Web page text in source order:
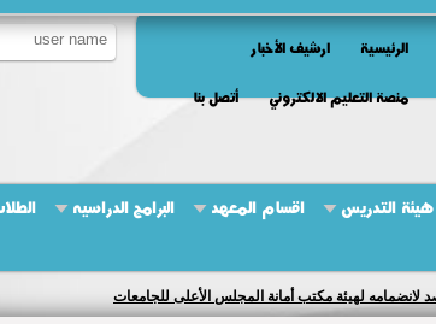
الرئيسية
ارشيف الأخبار
منصة التعليم الالكتروني
أتصل بنا
التدريس اقسام المعهد البرامج الدراسيه
لانضمامه لهيئة مكتب أمانة المجلس الأعلى للجامعات